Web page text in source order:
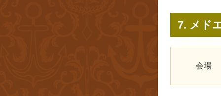
7. メド
会場